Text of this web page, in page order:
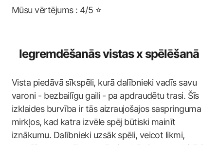
Mūsu vērtējums : 4/5 ⭐
Iegremdēšanās vistas x spēlēšanā
Vista piedāvā sīkspēli, kurā dalībnieki vadīs savu
varoni - bezbailīgu gaili - pa apdraudētu trasi. Šīs
izklaides burvība ir tās aizraujošajos saspringuma
mirkļos, kad katra izvēle spēj būtiski mainīt
iznākumu. Dalībnieki uzsāk spēli, veicot likmi,